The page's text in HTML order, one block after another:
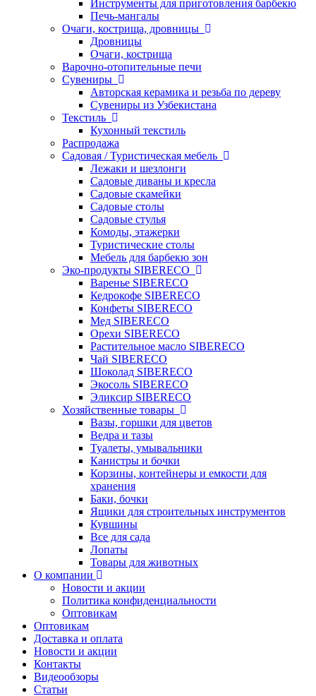
Инструменты для приготовления барбекю
Печь-мангалы
Очаги, кострища, дровницы
Дровницы
Очаги, кострища
Варочно-отопительные печи
Сувениры
Авторская керамика и резьба по дереву
Сувениры из Узбекистана
Текстиль
Кухонный текстиль
Распродажа
Садовая / Туристическая мебель
Лежаки и шезлонги
Садовые диваны и кресла
Садовые скамейки
Садовые столы
Садовые стулья
Комоды, этажерки
Туристические столы
Мебель для барбекю зон
Эко-продукты SIBERECO
Варенье SIBERECO
Кедрокофе SIBERECO
Конфеты SIBERECO
Мед SIBERECO
Орехи SIBERECO
Растительное масло SIBERECO
Чай SIBERECO
Шоколад SIBERECO
Экосоль SIBERECO
Эликсир SIBERECO
Хозяйственные товары
Вазы, горшки для цветов
Ведра и тазы
Туалеты, умывальники
Канистры и бочки
Корзины, контейнеры и емкости для
хранения
Баки, бочки
Ящики для строительных инструментов
Кувшины
Все для сада
Лопаты
Товары для животных
О компании
Новости и акции
Политика конфиденциальности
Оптовикам
Оптовикам
Доставка и оплата
Новости и акции
Контакты
Видеообзоры
Статьи